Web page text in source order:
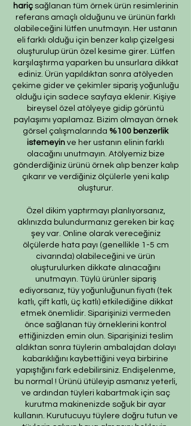
hariçsağlanan tüm örnek ürün resimlerinin
referans amaçlı olduğunu ve ürünün farklı
olabileceğini lütfen unutmayın. Her ustanın
eli farklı olduğu için benzer kalıp çizelgesi
oluşturulup ürün özel kesime girer. Lütfen
karşılaştırma yaparken bu unsurlara dikkat
ediniz. Ürün yapıldıktan sonra atölyeden
çekime gider ve çekimler sipariş yoğunluğu
olduğu için sadece sayfaya eklenir. Kişiye
bireysel özel atölyeye gidip görüntü
paylaşımı yapılamaz. Bizim olmayan örnek
görsel çalışmalarında %100 benzerlik
istemeyin ve her ustanın elinin farklı
olacağını unutmayın. Atölyemiz bize
gönderdiğiniz ürünü örnek alıp benzer kalıp
çıkarır ve verdiğiniz ölçülerle yeni kalıp
oluşturur.
Özel dikim yaptırmayı planlıyorsanız,
aklınızda bulundurmanız gereken bir kaç
şey var. Online olarak vereceğiniz
ölçülerde hata payı (genellikle 1-5 cm
civarında) olabileceğini ve ürün
oluşturulurken dikkate alınacağını
unutmayın. Tüylü ürünler sipariş
ediyorsanız, tüy yoğunluğunun fiyatı (tek
katlı, çift katlı, üç katlı) etkilediğine dikkat
etmek önemlidir. Siparişinizi vermeden
önce sağlanan tüy örneklerini kontrol
ettiğinizden emin olun. Siparişinizi teslim
aldıktan sonra tüylerin ambalajdan dolayı
kabarıklığını kaybettiğini veya birbirine
yapıştığını fark edebilirsiniz. Endişelenme,
bu normal ! Ürünü ütüleyip asmanız yeterli,
ve ardından tüyleri kabartmak için saç
kurutma makinenizde soğuk bir ayar
kullanın. Kurutucuyu tüylere doğru tutun ve